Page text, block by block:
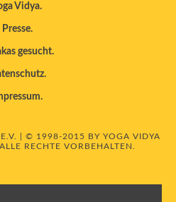
Vidya
Presse
gesucht
E.V. | © 1998-2015 BY YOGA VIDYA
RECHTE VORBEHALTEN.